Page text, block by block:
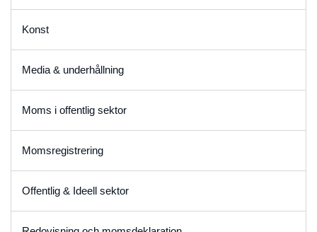
Konst
Media & underhållning
Moms i offentlig sektor
Momsregistrering
Offentlig & Ideell sektor